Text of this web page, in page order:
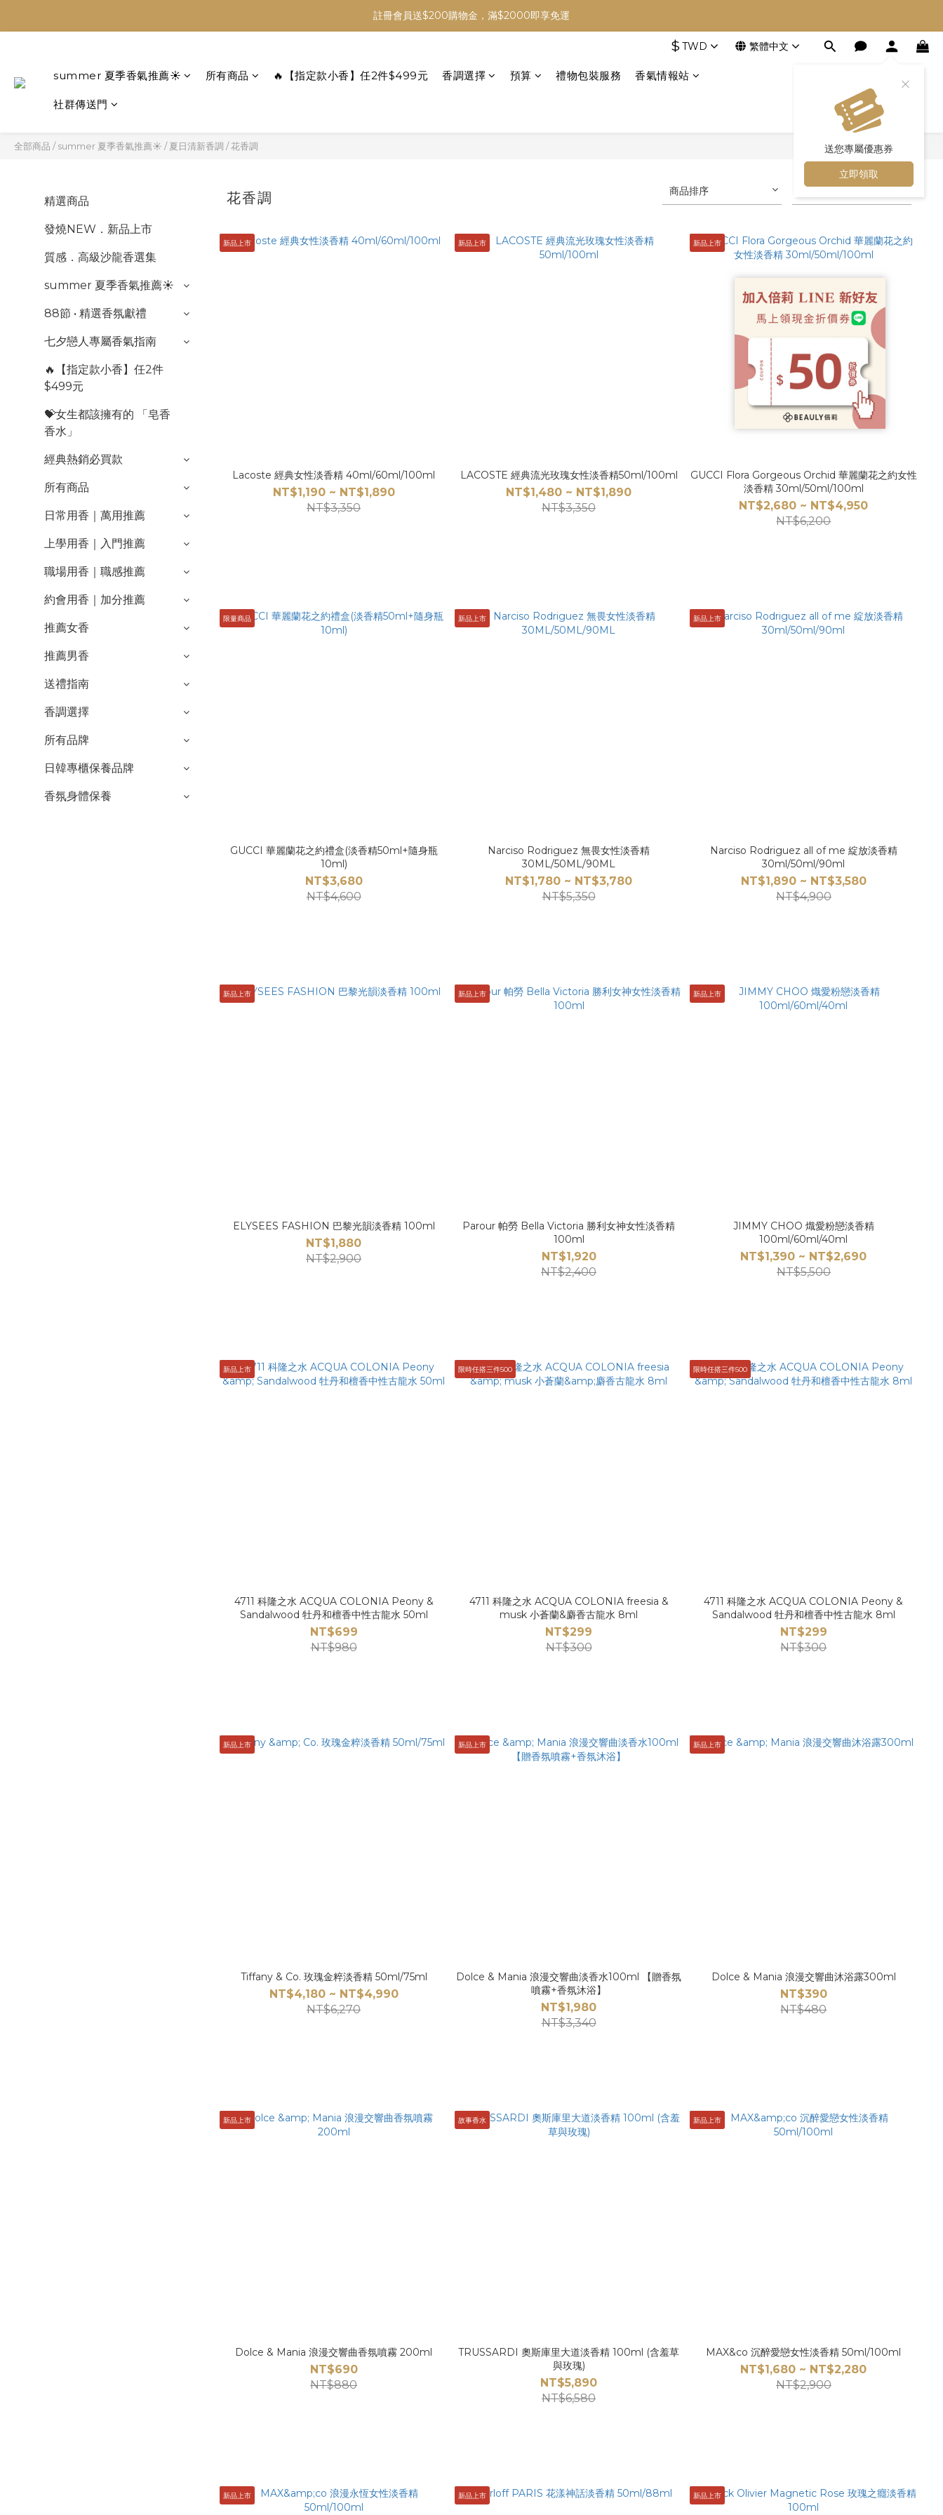
註冊會員送$200購物金，滿$2000即享免運
$ TWD 繁體中文
送您專屬優惠券
立即領取
summer 夏季香氣推薦☀️ 所有商品 🔥【指定款小香】任2件$499元 香調選擇 預算 禮物包裝服務 香氣情報站
社群傳送門
全部商品 /summer 夏季香氣推薦☀️ /夏日清新香調 /花香調
精選商品
發燒NEW．新品上市
質感．高級沙龍香選集
summer 夏季香氣推薦☀️
88節 • 精選香氛獻禮
七夕戀人專屬香氣指南
🔥【指定款小香】任2件
$499元
💝女生都該擁有的 「皂香
香水」
經典熱銷必買款
所有商品
日常用香｜萬用推薦
上學用香｜入門推薦
職場用香｜職感推薦
約會用香｜加分推薦
推薦女香
推薦男香
送禮指南
香調選擇
所有品牌
日韓專櫃保養品牌
香氛身體保養
花香調 商品排序 每頁顯示 24 個
新品上市
Lacoste 經典女性淡香精 40ml/60ml/100ml
NT$1,190 ~ NT$1,890
NT$3,350
新品上市
LACOSTE 經典流光玫瑰女性淡香精50ml/100ml
NT$1,480 ~ NT$1,890
NT$3,350
新品上市
GUCCI Flora Gorgeous Orchid 華麗蘭花之約女性
淡香精 30ml/50ml/100ml
NT$2,680 ~ NT$4,950
NT$6,200
限量商品
GUCCI 華麗蘭花之約禮盒(淡香精50ml+隨身瓶
10ml)
NT$3,680
NT$4,600
新品上市
Narciso Rodriguez 無畏女性淡香精
30ML/50ML/90ML
NT$1,780 ~ NT$3,780
NT$5,350
新品上市
Narciso Rodriguez all of me 綻放淡香精
30ml/50ml/90ml
NT$1,890 ~ NT$3,580
NT$4,900
新品上市
ELYSEES FASHION 巴黎光韻淡香精 100ml
NT$1,880
NT$2,900
新品上市
Parour 帕勞 Bella Victoria 勝利女神女性淡香精
100ml
NT$1,920
NT$2,400
新品上市
JIMMY CHOO 熾愛粉戀淡香精
100ml/60ml/40ml
NT$1,390 ~ NT$2,690
NT$5,500
新品上市
4711 科隆之水 ACQUA COLONIA Peony &
Sandalwood 牡丹和檀香中性古龍水 50ml
NT$699
NT$980
限時任搭三件500
4711 科隆之水 ACQUA COLONIA freesia &
musk 小蒼蘭&麝香古龍水 8ml
NT$299
NT$300
限時任搭三件500
4711 科隆之水 ACQUA COLONIA Peony &
Sandalwood 牡丹和檀香中性古龍水 8ml
NT$299
NT$300
新品上市
Tiffany & Co. 玫瑰金粹淡香精 50ml/75ml
NT$4,180 ~ NT$4,990
NT$6,270
新品上市
Dolce & Mania 浪漫交響曲淡香水100ml 【贈香氛
噴霧+香氛沐浴】
NT$1,980
NT$3,340
新品上市
Dolce & Mania 浪漫交響曲沐浴露300ml
NT$390
NT$480
新品上市
Dolce & Mania 浪漫交響曲香氛噴霧 200ml
NT$690
NT$880
故事香水
TRUSSARDI 奧斯庫里大道淡香精 100ml (含羞草
與玫瑰)
NT$5,890
NT$6,580
新品上市
MAX&co 沉醉愛戀女性淡香精 50ml/100ml
NT$1,680 ~ NT$2,280
NT$2,900
新品上市 新品上市 新品上市